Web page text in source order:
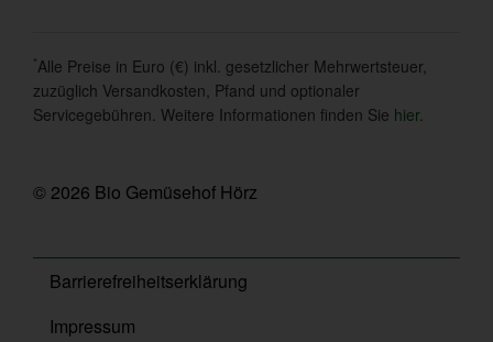
*Alle Preise in Euro (€) inkl. gesetzlicher Mehrwertsteuer,
zuzüglich Versandkosten, Pfand und optionaler
Servicegebühren. Weitere Informationen finden Sie hier
© 2026 Bio Gemüsehof Hörz
Barrierefreiheitserklärung
Impressum